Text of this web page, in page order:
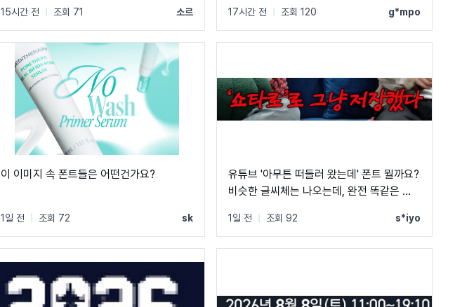
15시간 전 조회 71 소르 17시간 전 조회 120 g*mpo
이 이미지 속 폰트들은 어떤건가요?
1일 전 조회 72 sk
유튜브 '아무튼 떠들러 왔는데' 폰트 뭘까요?
비슷한 글씨체는 나오는데, 완전 똑같은 폰
1일 전 조회 92 s*iyo